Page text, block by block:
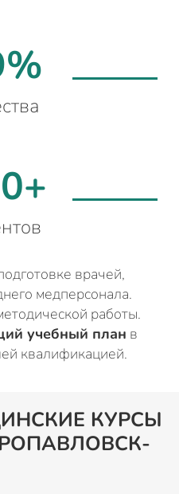
врачей,
медперсонала.
работы.
учебный план в
квалификацией.
КУРСЫ